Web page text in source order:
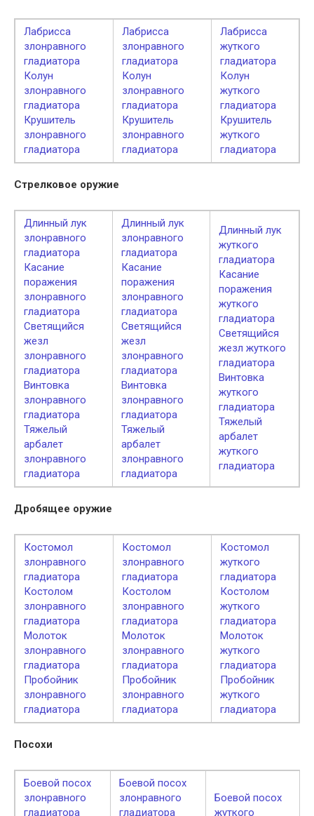
Лабрисса
злонравного
гладиатора
Колун
злонравного
гладиатора
Крушитель
злонравного
гладиатора
Лабрисса
злонравного
гладиатора
Колун
злонравного
гладиатора
Крушитель
злонравного
гладиатора
Лабрисса
жуткого
гладиатора
Колун
жуткого
гладиатора
Крушитель
жуткого
гладиатора
Стрелковое оружие
Длинный лук
злонравного
гладиатора
Касание
поражения
злонравного
гладиатора
Светящийся
жезл
злонравного
гладиатора
Винтовка
злонравного
гладиатора
Тяжелый
арбалет
злонравного
гладиатора
Длинный лук
злонравного
гладиатора
Касание
поражения
злонравного
гладиатора
Светящийся
жезл
злонравного
гладиатора
Винтовка
злонравного
гладиатора
Тяжелый
арбалет
злонравного
гладиатора
Длинный лук
жуткого
гладиатора
Касание
поражения
жуткого
гладиатора
Светящийся
жезл жуткого
гладиатора
Винтовка
жуткого
гладиатора
Тяжелый
арбалет
жуткого
гладиатора
Дробящее оружие
Костомол
злонравного
гладиатора
Костолом
злонравного
гладиатора
Молоток
злонравного
гладиатора
Пробойник
злонравного
гладиатора
Костомол
злонравного
гладиатора
Костолом
злонравного
гладиатора
Молоток
злонравного
гладиатора
Пробойник
злонравного
гладиатора
Костомол
жуткого
гладиатора
Костолом
жуткого
гладиатора
Молоток
жуткого
гладиатора
Пробойник
жуткого
гладиатора
Посохи
Боевой посох
злонравного
гладиатора
Боевой посох
злонравного
гладиатора
Боевой посох
жуткого